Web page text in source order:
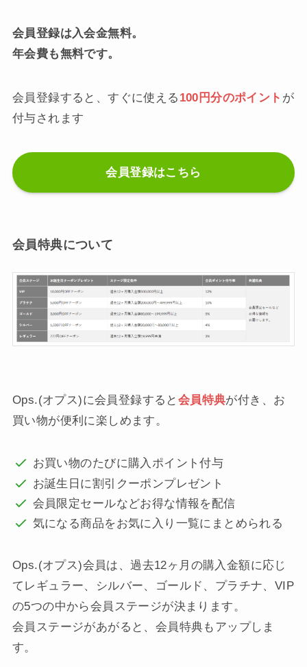
会員登録は入会金無料。
年会費も無料です。
会員登録すると、すぐに使える 100円分のポイント が
付与されます
会員登録はこちら
会員特典について
Ops.(オプス)に会員登録すると 会員特典が付き、お
買い物が便利に楽しめます。
お買い物のたびに購入ポイント付与
お誕生日に割引クーポンプレゼント
会員限定セールなどお得な情報を配信
気になる商品をお気に入り一覧にまとめられる
Ops.(オプス)会員は、過去12ヶ月の購入金額に応じ
てレギュラー、シルバー、ゴールド、プラチナ、VIP
の5つの中から会員ステージが決まります。
会員ステージがあがると、会員特典もアップしま
す。